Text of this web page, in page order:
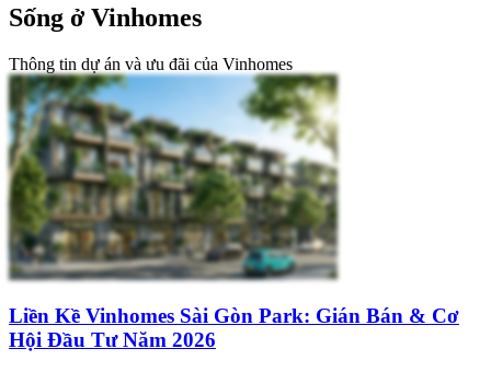
Sống ở Vinhomes
Thông tin dự án và ưu đãi của Vinhomes
Liền Kề Vinhomes Sài Gòn Park: Gián Bán & Cơ
Hội Đầu Tư Năm 2026